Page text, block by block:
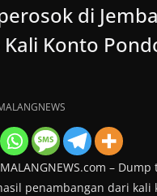
di
Konto
– Dump
penambangan dari kali